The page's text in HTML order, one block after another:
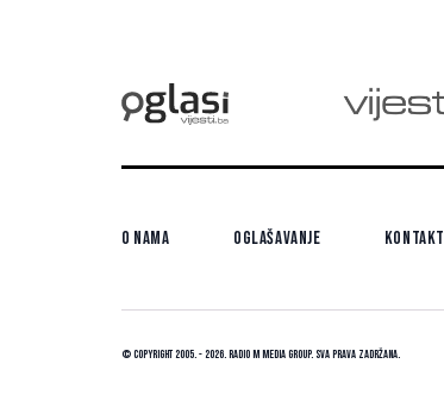
O nama Oglašavanje Kontakt
© Copyright 2005. - 2026. Radio M Media Group.Sva prava zadržana.